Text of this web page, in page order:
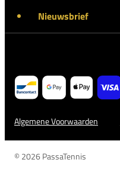
Nieuwsbrief
Algemene Voorwaarden
© 2026 PassaTennis